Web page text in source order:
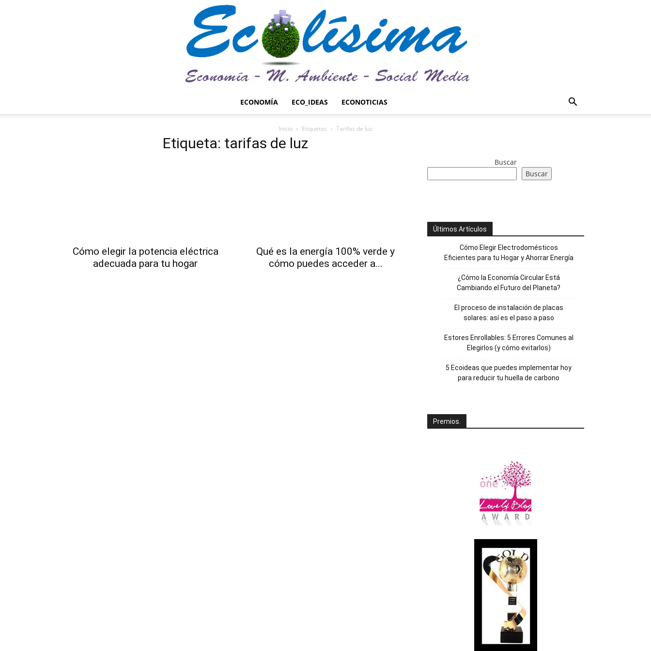
ambiente
ECONOMÍA ECO_IDEAS ECONOTICIAS
Inicio Etiquetas Tarifas de luz
Etiqueta: tarifas de luz
Cómo elegir la potencia eléctrica
adecuada para tu hogar
Qué es la energía 100% verde y
cómo puedes acceder a...
Buscar
Buscar
Últimos Artículos
Cómo Elegir Electrodomésticos
Eficientes para tu Hogar y Ahorrar Energía
¿Cómo la Economía Circular Está
Cambiando el Futuro del Planeta?
El proceso de instalación de placas
solares: así es el paso a paso
Estores Enrollables: 5 Errores Comunes al
Elegirlos (y cómo evitarlos)
5 Ecoideas que puedes implementar hoy
para reducir tu huella de carbono
Premios.